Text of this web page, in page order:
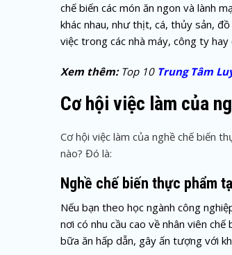
chế biến các món ăn ngon và lành
khác nhau, như thịt, cá, thủy sản,
việc trong các nhà máy, công ty
Xem thêm: Top 10 Trung Tâm
Cơ hội việc làm của
Cơ hội việc làm của nghề chế biến
nào? Đó là:
Nghề chế biến thực phẩm
Nếu bạn theo học ngành công
nơi có nhu cầu cao về nhân viên
bữa ăn hấp dẫn, gây ấn tượng với